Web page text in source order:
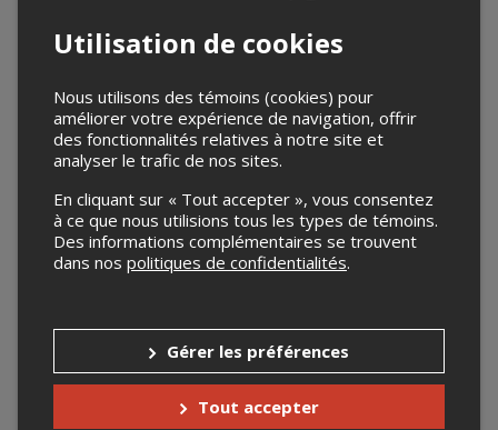
Utilisation de cookies
Nous utilisons des témoins (cookies) pour
améliorer votre expérience de navigation, offrir
des fonctionnalités relatives à notre site et
analyser le trafic de nos sites.
En cliquant sur « Tout accepter », vous consentez
à ce que nous utilisions tous les types de témoins.
Des informations complémentaires se trouvent
dans nos politiques de confidentialités.
Gérer les préférences
Tout accepter